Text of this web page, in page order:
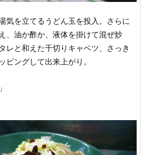
気を立てるうどん玉を投入。さらに
、油か酢か、液体を掛けて混ぜ炒
レと和えた千切りキャベツ、さっき
ピングして出来上がり。